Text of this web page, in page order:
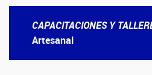
CAPACITACIONES Y
Artesanal